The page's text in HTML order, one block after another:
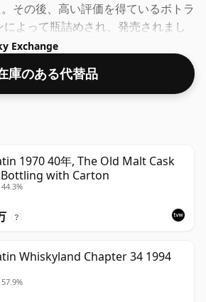
その後、高い評価を得ているボトラ
よって瓶詰めされ、発売されまし
キーは、理想的な飲みやすさで瓶
わかります。通常のボトルサイズは
Exchange
庫のある代替品
1970 40年, The Old Malt Cask
with Carton
?
Whiskyland Chapter 34 1994